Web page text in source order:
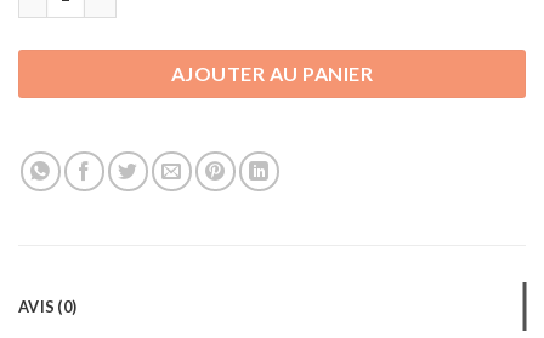
AJOUTER AU PANIER
AVIS (0)